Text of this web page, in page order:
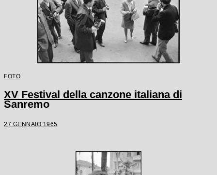
FOTO
XV Festival della canzone italiana di
Sanremo
27 GENNAIO 1965